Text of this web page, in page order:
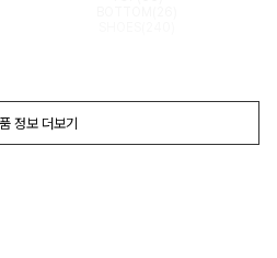
정보 더보기